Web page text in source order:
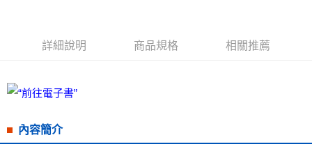
每筆NT$60，滿NT$799(含以上)免運費
詳細說明 商品規格 相關推薦
內容簡介